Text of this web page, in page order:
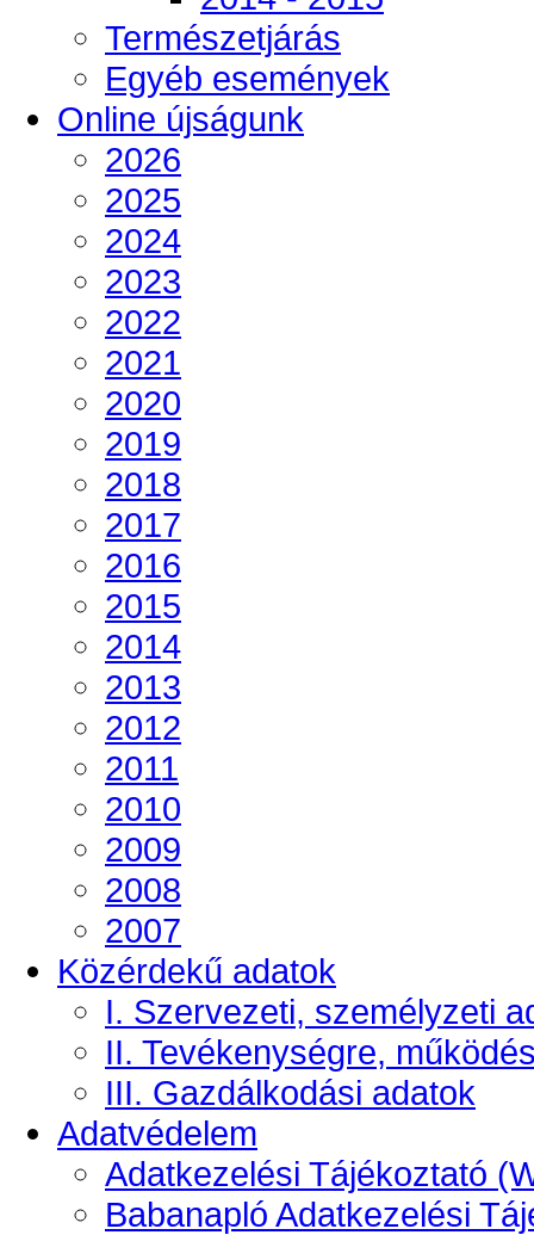
Természetjárás
Egyéb események
Online újságunk
2026
2025
2024
2023
2022
2021
2020
2019
2018
2017
2016
2015
2014
2013
2012
2011
2010
2009
2008
2007
Közérdekű adatok
I. Szervezeti, személyzeti
II. Tevékenységre,
III. Gazdálkodási adatok
Adatvédelem
Adatkezelési Tájékoztató
Babanapló Adatkezelési